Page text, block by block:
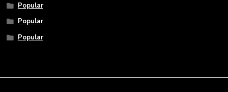
Popular
Popular
Popular